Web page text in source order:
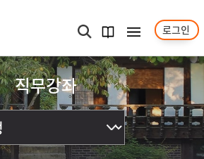
검색
과정
안내서
메뉴보기 로그인
직무강좌